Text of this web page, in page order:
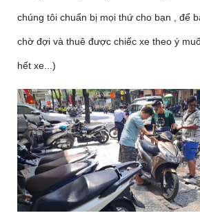
chúng tôi chuẩn bị mọi thứ cho bạn , để
chờ đợi và thuê được chiếc xe theo ý
hết xe...)